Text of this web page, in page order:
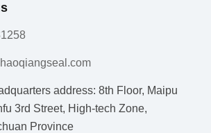
address: 8th Floor, Maipu
3rd Street, High-tech Zone,
Province